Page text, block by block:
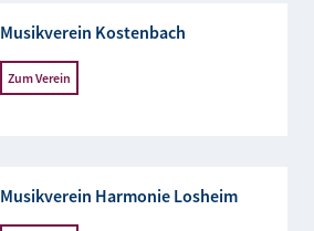
Musikverein Kostenbach
Zum Verein
Musikverein Harmonie Losheim